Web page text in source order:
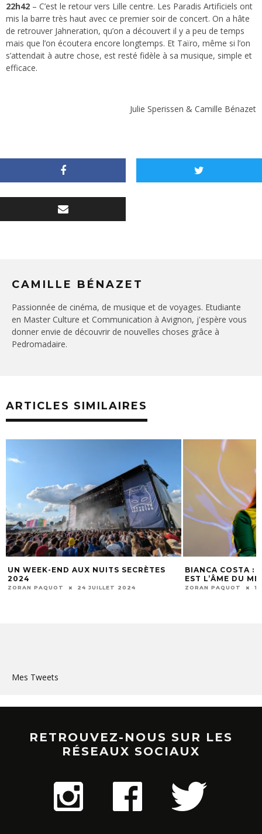
22h42 – C’est le retour vers Lille centre. Les Paradis Artificiels ont
mis la barre très haut avec ce premier soir de concert. On a hâte
de retrouver Jahneration, qu’on a découvert il y a peu de temps
mais que l’on écoutera encore longtemps. Et Taïro, même si l’on
s’attendait à autre chose, est resté fidèle à sa musique, simple et
efficace.
Julie Sperissen & Camille Bénazet
CAMILLE BÉNAZET
Passionnée de cinéma, de musique et de voyages. Etudiante
en Master Culture et Communication à Avignon, j'espère vous
donner envie de découvrir de nouvelles choses grâce à
Pedromadaire.
ARTICLES SIMILAIRES
BIANCA COSTA : « MONTER SUR SCÈNE
EST L’ÂME DU MÉTIER DE CHANTEUSE »
ZORAN PAQUOT 10 MARS 2024
SCYLLA : «
POTENTIELLE
ZORAN PAQUOT 4
Mes Tweets
RETROUVEZ-NOUS SUR LES
RÉSEAUX SOCIAUX